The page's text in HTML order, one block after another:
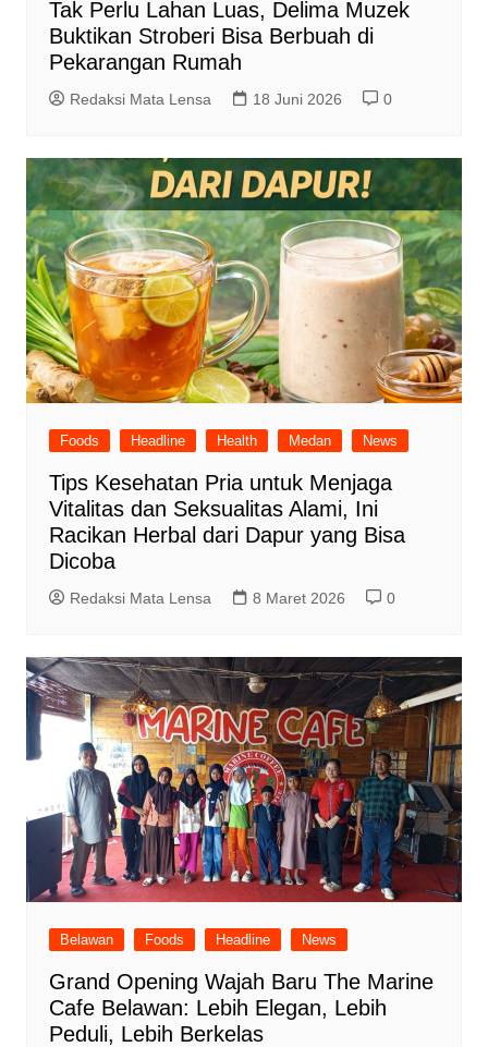
Tak Perlu Lahan Luas, Delima Muzek
Buktikan Stroberi Bisa Berbuah di
Pekarangan Rumah
Redaksi Mata Lensa 18 Juni 2026 0
Foods Headline Health Medan News
Tips Kesehatan Pria untuk Menjaga
Vitalitas dan Seksualitas Alami, Ini
Racikan Herbal dari Dapur yang Bisa
Dicoba
Redaksi Mata Lensa 8 Maret 2026 0
Belawan Foods Headline News
Grand Opening Wajah Baru The Marine
Cafe Belawan: Lebih Elegan, Lebih
Peduli, Lebih Berkelas